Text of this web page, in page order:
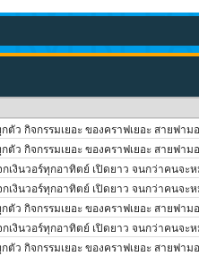
ว กิจกรรมเยอะ ของคราฟเยอะ สายฟาม
ว กิจกรรมเยอะ ของคราฟเยอะ สายฟาม
กเงินวอร์ทุกอาทิตย์ เปิดยาว จนกว่าคนจะ
กเงินวอร์ทุกอาทิตย์ เปิดยาว จนกว่าคนจะ
ว กิจกรรมเยอะ ของคราฟเยอะ สายฟาม
กเงินวอร์ทุกอาทิตย์ เปิดยาว จนกว่าคนจะ
ว กิจกรรมเยอะ ของคราฟเยอะ สายฟาม